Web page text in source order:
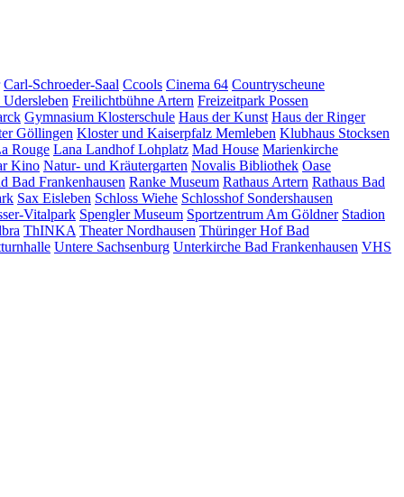
Carl-Schroeder-Saal Ccools Cinema 64 Countryscheune
Freilichtbühne Artern Freizeitpark Possen
Gymnasium Klosterschule Haus der Kunst Haus der Ringer
Göllingen Kloster und Kaiserpfalz Memleben Klubhaus Stocksen
Rouge Lana LandhofLohplatz Mad House Marienkirche
Kino Natur- und Kräutergarten Novalis Bibliothek Oase
Bad Frankenhausen Ranke Museum Rathaus Artern Rathaus Bad
Sax Eisleben Schloss Wiehe Schlosshof Sondershausen
Vitalpark Spengler Museum Sportzentrum Am Göldner Stadion
ThINKA Theater Nordhausen Thüringer Hof Bad
Untere Sachsenburg Unterkirche Bad Frankenhausen VHS